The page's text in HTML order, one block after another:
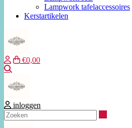
Lampwork tafelaccessoires
Kerstartikelen
€0,00
inloggen